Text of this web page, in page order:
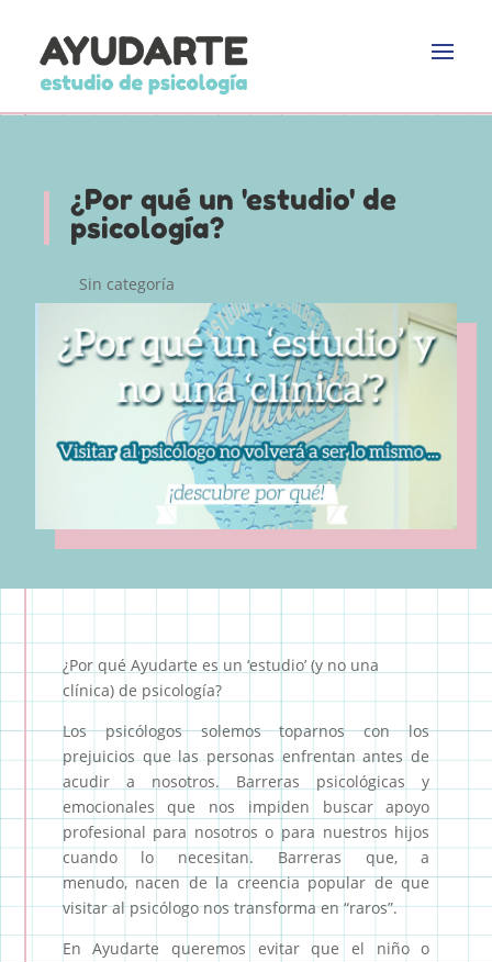
¿Por qué un 'estudio' de
psicología?
Sin categoría
¿Por qué Ayudarte es un ‘estudio’ (y no una
clínica) de psicología?
Los psicólogos solemos toparnos con los
prejuicios que las personas enfrentan antes de
acudir a nosotros. Barreras psicológicas y
emocionales que nos impiden buscar apoyo
profesional para nosotros o para nuestros hijos
cuando lo necesitan. Barreras que, a
menudo, nacen de la creencia popular de que
visitar al psicólogo nos transforma en “raros”.
En Ayudarte queremos evitar que el niño o